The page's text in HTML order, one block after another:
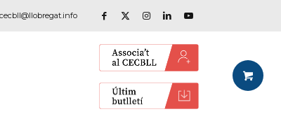
cecbll@llobregat.info